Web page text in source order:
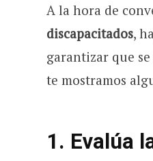
A la hora de
discapacitados,
garantizar que
te mostramos
1. Evalúa